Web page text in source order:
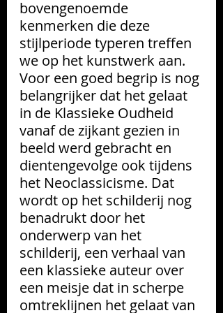
bovengenoemde
kenmerken die deze
stijlperiode typeren treffen
we op het kunstwerk aan.
Voor een goed begrip is nog
belangrijker dat het gelaat
in de Klassieke Oudheid
vanaf de zijkant gezien in
beeld werd gebracht en
dientengevolge ook tijdens
het Neoclassicisme. Dat
wordt op het schilderij nog
benadrukt door het
onderwerp van het
schilderij, een verhaal van
een klassieke auteur over
een meisje dat in scherpe
omtreklijnen het gelaat van